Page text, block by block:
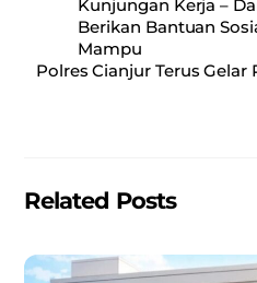
e
b
l s
A
Kunjungan Kerja –
Berikan Bantuan
Mampu
Polres Cianjur Terus
Related Posts